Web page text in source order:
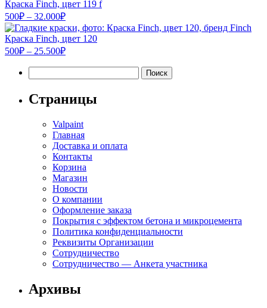
–
26.500₽
Краска Finch, цвет 119 f
500₽ – 32.000₽Диапазон
цен:
500₽
–
Краска Finch, цвет 120
500₽ – 25.500₽Диапазон
25.500₽
Страницы
Valpaint
Главная
Доставка и оплата
Контакты
Корзина
Магазин
Новости
О компании
Оформление заказа
Покрытия с эффектом бетона и микроцемента
Политика конфиденциальности
Реквизиты Организации
Сотрудничество
Сотрудничество — Анкета участника
Архивы